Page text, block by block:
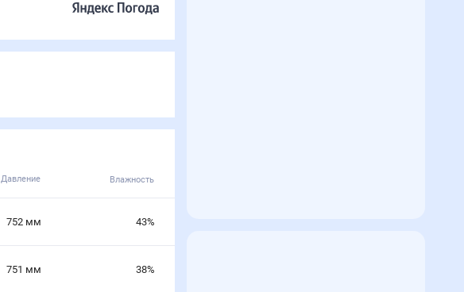
Давление Влажность
752мм 43%
751 мм 38%